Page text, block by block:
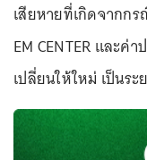
เสียหายที่เกิดจากก
EM CENTER และค่
เปลี่ยนให้ใหม่ เป็นร